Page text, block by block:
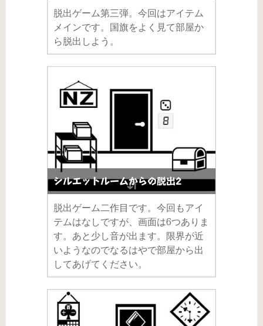
脱出ゲーム第三弾。今回はアイテム
メインです。国旗をよく見て部屋か
ら脱出しよう。
シルエットルームからの脱出2
脱出ゲーム二作目です。今回もアイ
テムはなしですが、画面は6つありま
す。あと少し音が出ます。限界が近
いようなのでなるはやで部屋から出
してあげてください。